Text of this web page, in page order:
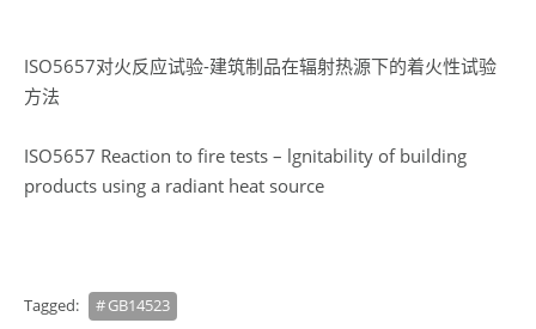
ISO5657对火反应试验-建筑制品在辐射热源下的着火性试验
方法
ISO5657 Reaction to fire tests – lgnitability of building
products using a radiant heat source
Tagged: GB14523